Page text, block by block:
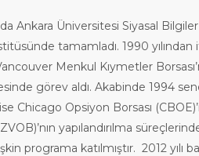
Ankara Üniversitesi Siyasal
tamamladı. 1990
Vancouver Menkul Kıymetler
görev aldı. Akabinde 1994
Chicago Opsiyon Borsası
yapılandırılma
programa katılmıştır. 2012